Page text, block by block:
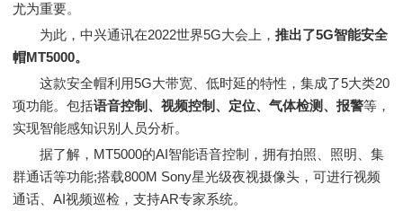
尤为重要。
为此，中兴通讯在2022世界5G大会上， 推出了5G智能安全
帽MT5000。
这款安全帽利用5G大带宽、低时延的特性，集成了5大类20
项功能。包括语音控制、视频控制、定位、气体检测、报警等，
实现智能感知识别人员分析。
据了解，MT5000的AI智能语音控制，拥有拍照、照明、集
群通话等功能;搭载800M Sony星光级夜视摄像头，可进行视频
通话、AI视频巡检，支持AR专家系统。